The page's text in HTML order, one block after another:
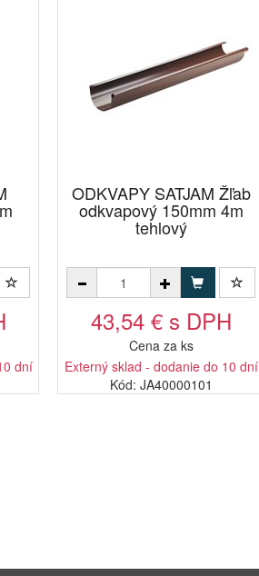
dní
ODKVAPY SATJAM Žľab
odkvapový 150mm 4m
tehlový
43,54 € s DPH
Cena za ks
Externý sklad - dodanie do 10 dní
Kód: JA40000101